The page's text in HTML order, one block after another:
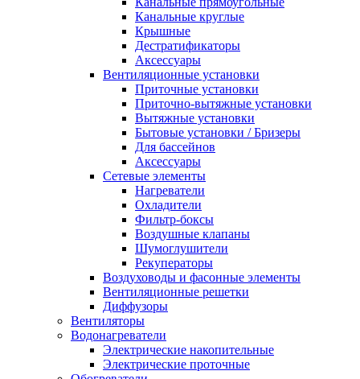
Канальные круглые
Крышные
Дестратификаторы
Аксессуары
Вентиляционные установки
Приточные установки
Приточно-вытяжные установки
Вытяжные установки
Бытовые установки / Бризеры
Для бассейнов
Аксессуары
Сетевые элементы
Нагреватели
Охладители
Фильтр-боксы
Воздушные клапаны
Шумоглушители
Рекуператоры
Воздуховоды и фасонные элементы
Вентиляционные решетки
Диффузоры
Вентиляторы
Водонагреватели
Электрические накопительные
Электрические проточные